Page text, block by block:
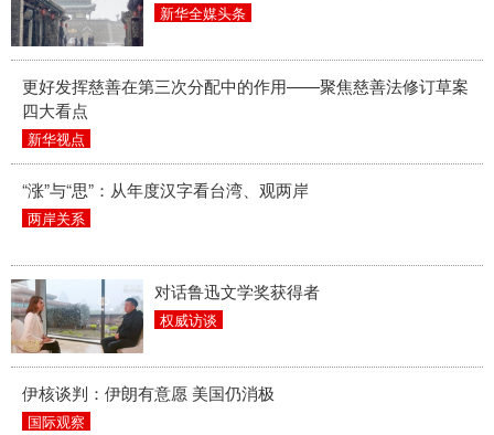
新华全媒头条
更好发挥慈善在第三次分配中的作用——聚焦慈善法修订草案
四大看点
新华视点
“涨”与“思”：从年度汉字看台湾、观两岸
两岸关系
对话鲁迅文学奖获得者
权威访谈
伊核谈判：伊朗有意愿 美国仍消极
国际观察